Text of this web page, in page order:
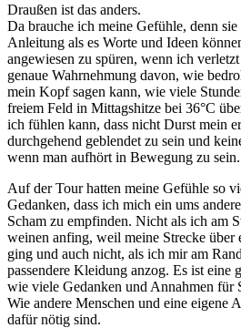
Draußen ist das anders.
Da brauche ich meine Gefühle, denn
Anleitung als es Worte und Ideen
angewiesen zu spüren, wenn ich
genaue Wahrnehmung davon, wie
mein Kopf sagen kann, wie viele
freiem Feld in Mittagshitze bei 36°C
ich fühlen kann, dass nicht Durst mein
durchgehend geblendet zu sein und
wenn man aufhört in Bewegung zu sein.
Auf der Tour hatten meine Gefühle so
Gedanken, dass ich mich ein ums
Scham zu empfinden. Nicht als ich am
weinen anfing, weil meine Strecke über
ging und auch nicht, als ich mir am
passendere Kleidung anzog. Es ist eine
wie viele Gedanken und Annahmen für
Wie andere Menschen und eine eigene
dafür nötig sind.